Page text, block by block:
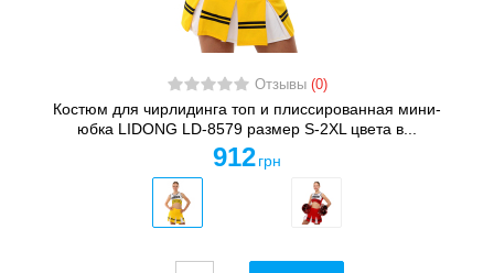
Отзывы (0)
Костюм для чирлидинга топ и плиссированная мини-
юбка LIDONG LD-8579 размер S-2XL цвета в...
912 грн